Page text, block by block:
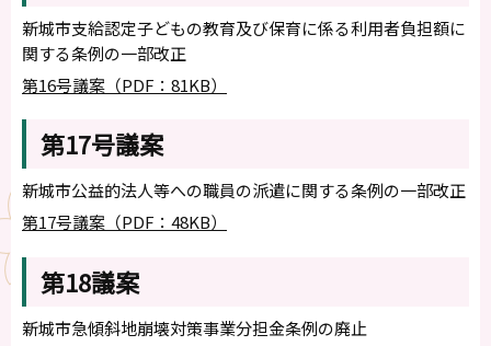
新城市支給認定子どもの教育及び保育に係る利用者負担額に
関する条例の一部改正
第16号議案（PDF：81KB）
第17号議案
新城市公益的法人等への職員の派遣に関する条例の一部改正
第17号議案（PDF：48KB）
第18議案
新城市急傾斜地崩壊対策事業分担金条例の廃止